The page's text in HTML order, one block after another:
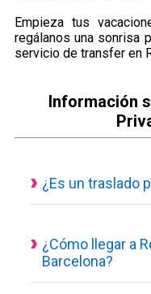
Empieza tus
regálanos una sonrisa
servicio de transfer en
Información
¿Es un traslado
Todos nuestros
el vehículo es de uso
¿Cómo llegar a
Barcelona?
Traslado desde el